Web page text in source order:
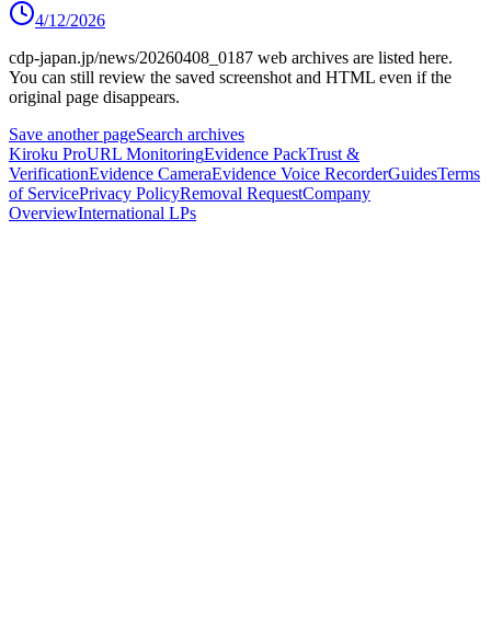
4/12/2026
cdp-japan.jp/news/20260408_0187 web archives are listed here.
You can still review the saved screenshot and HTML even if the
original page disappears.
Save another pageSearch archives
Kiroku ProURL MonitoringEvidence PackTrust &
VerificationEvidence CameraEvidence Voice RecorderGuidesTerms
of ServicePrivacy PolicyRemoval RequestCompany
OverviewInternational LPs